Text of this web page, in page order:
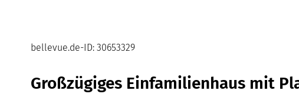
bellevue.de-ID: 30653329
Großzügiges Einfamilienhaus mit